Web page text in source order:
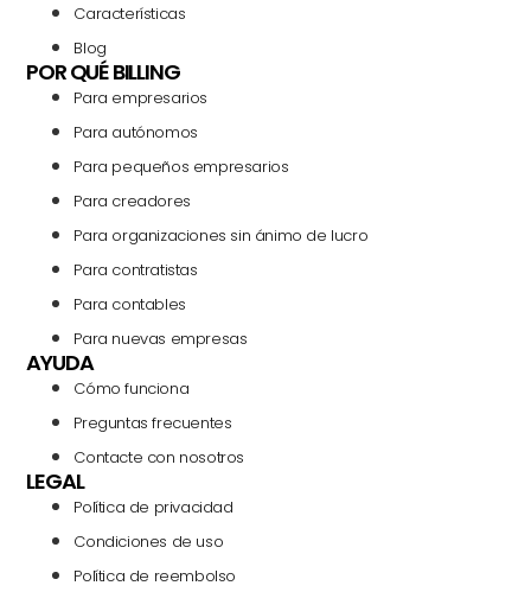
Características
Blog
POR QUÉ BILLING
Para empresarios
Para autónomos
Para pequeños empresarios
Para creadores
Para organizaciones sin ánimo de lucro
Para contratistas
Para contables
Para nuevas empresas
AYUDA
Cómo funciona
Preguntas frecuentes
Contacte con nosotros
LEGAL
Política de privacidad
Condiciones de uso
Política de reembolso